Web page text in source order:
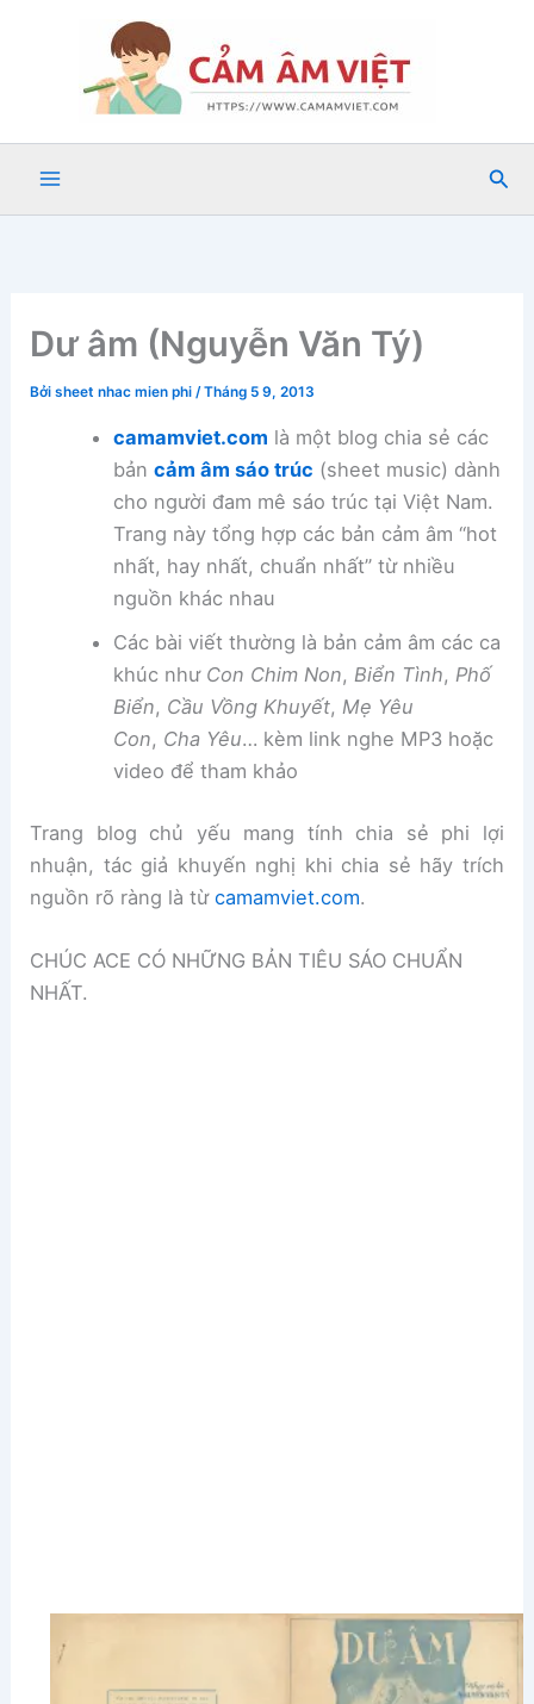
Tìm
Dư âm (Nguyễn Văn Tý)
Bởisheet nhac mien phi/Tháng 5 9, 2013
camamviet.com là một blog chia sẻ các
bản cảm âm sáo trúc (sheet music) dành
cho người đam mê sáo trúc tại Việt Nam.
Trang này tổng hợp các bản cảm âm “hot
nhất, hay nhất, chuẩn nhất” từ nhiều
nguồn khác nhau
Các bài viết thường là bản cảm âm các ca
khúc như Con Chim Non, Biển Tình, Phố
Biển, Cầu Vồng Khuyết, Mẹ Yêu
Con, Cha Yêu… kèm link nghe MP3 hoặc
video để tham khảo
Trang blog chủ yếu mang tính chia sẻ phi lợi
nhuận, tác giả khuyến nghị khi chia sẻ hãy trích
nguồn rõ ràng là từcamamviet.com.
CHÚC ACE CÓ NHỮNG BẢN TIÊU SÁO CHUẨN
NHẤT.